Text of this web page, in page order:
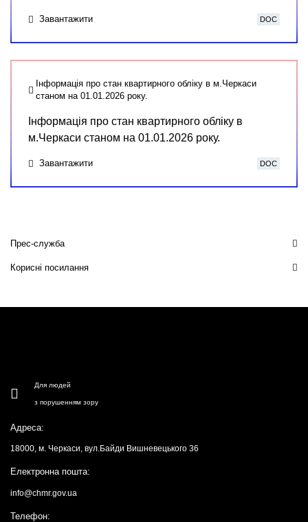
Завантажити DOC
Інформація про стан квартирного обліку в м.Черкаси
станом на 01.01.2026 року.
Інформація про стан квартирного обліку в
м.Черкаси станом на 01.01.2026 року.
Завантажити DOC
Прес-служба
Корисні посилання
Для людей
з порушенням зору
Адреса:
18000, м. Черкаси, вул.Байди Вишневецького 36
Електронна пошта:
info@chmr.gov.ua
Телефон: